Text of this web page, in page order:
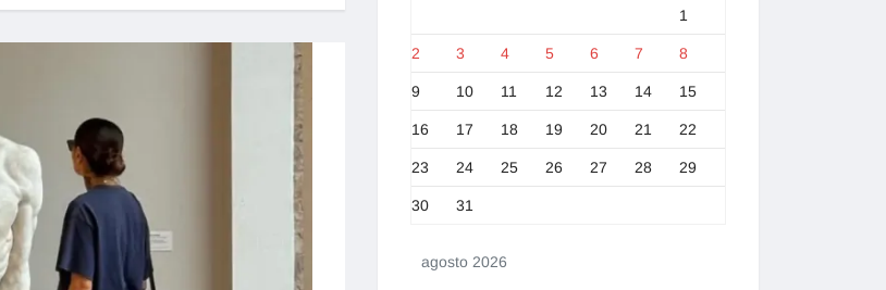
agosto 2026
1
2 3 4 5 6 7 8
9 10 11 12 13 14 15
16 17 18 19 20 21 22
23 24 25 26 27 28 29
30 31